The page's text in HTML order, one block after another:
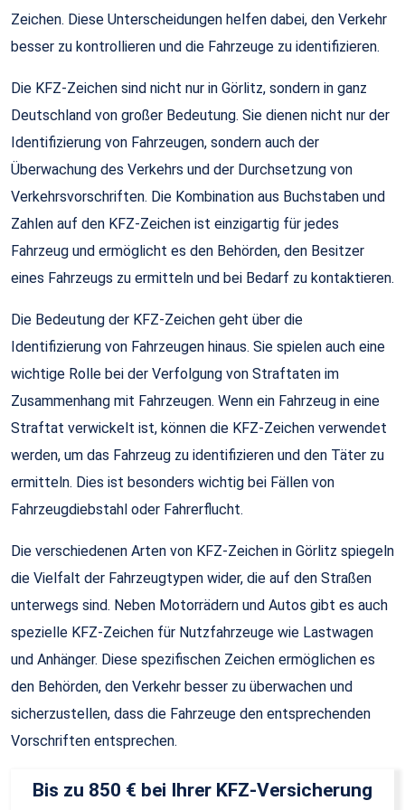
Zeichen. Diese Unterscheidungen helfen dabei, den Verkehr
besser zu kontrollieren und die Fahrzeuge zu identifizieren.
Die KFZ-Zeichen sind nicht nur in Görlitz, sondern in ganz
Deutschland von großer Bedeutung. Sie dienen nicht nur der
Identifizierung von Fahrzeugen, sondern auch der
Überwachung des Verkehrs und der Durchsetzung von
Verkehrsvorschriften. Die Kombination aus Buchstaben und
Zahlen auf den KFZ-Zeichen ist einzigartig für jedes
Fahrzeug und ermöglicht es den Behörden, den Besitzer
eines Fahrzeugs zu ermitteln und bei Bedarf zu kontaktieren.
Die Bedeutung der KFZ-Zeichen geht über die
Identifizierung von Fahrzeugen hinaus. Sie spielen auch eine
wichtige Rolle bei der Verfolgung von Straftaten im
Zusammenhang mit Fahrzeugen. Wenn ein Fahrzeug in eine
Straftat verwickelt ist, können die KFZ-Zeichen verwendet
werden, um das Fahrzeug zu identifizieren und den Täter zu
ermitteln. Dies ist besonders wichtig bei Fällen von
Fahrzeugdiebstahl oder Fahrerflucht.
Die verschiedenen Arten von KFZ-Zeichen in Görlitz spiegeln
die Vielfalt der Fahrzeugtypen wider, die auf den Straßen
unterwegs sind. Neben Motorrädern und Autos gibt es auch
spezielle KFZ-Zeichen für Nutzfahrzeuge wie Lastwagen
und Anhänger. Diese spezifischen Zeichen ermöglichen es
den Behörden, den Verkehr besser zu überwachen und
sicherzustellen, dass die Fahrzeuge den entsprechenden
Vorschriften entsprechen.
Bis zu 850 € bei Ihrer KFZ-Versicherung